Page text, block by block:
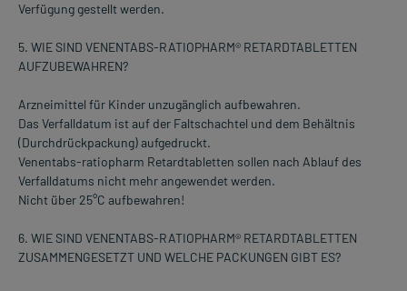
Verfügung gestellt werden.
5. WIE SIND VENENTABS-RATIOPHARM® RETARDTABLETTEN
AUFZUBEWAHREN?
Arzneimittel für Kinder unzugänglich aufbewahren.
Das Verfalldatum ist auf der Faltschachtel und dem Behältnis
(Durchdrückpackung) aufgedruckt.
Venentabs-ratiopharm Retardtabletten sollen nach Ablauf des
Verfalldatums nicht mehr angewendet werden.
Nicht über 25°C aufbewahren!
6. WIE SIND VENENTABS-RATIOPHARM® RETARDTABLETTEN
ZUSAMMENGESETZT UND WELCHE PACKUNGEN GIBT ES?